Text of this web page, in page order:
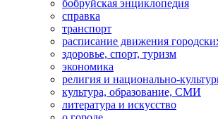
бобруйская энциклопедия
справка
транспорт
расписание движения
здоровье, спорт, туризм
экономика
религия и национально-
культура, образование, СМИ
литература и искусство